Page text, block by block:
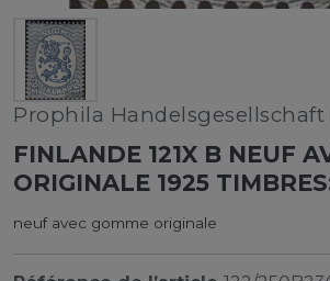
Prophila Handelsgesellschaft
FINLANDE 121X B NEUF
ORIGINALE 1925
neuf avec gomme originale